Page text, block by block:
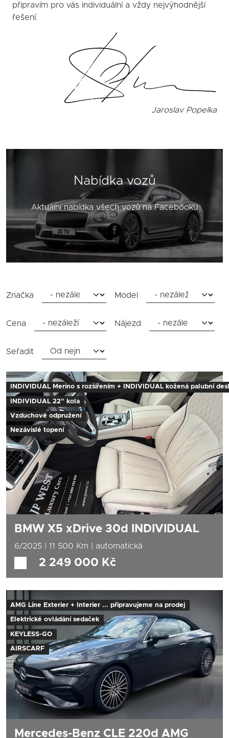
připravím pro vás individuální a vždy nejvýhodnější
řešení.
Jaroslav Popelka
Nabídka vozů
Aktuální nabídka všech vozů na Facebooku
Obrázek
Značka Model
Cena Nájezd
Seřadit
INDIVIDUAL Merino s rozšířením + INDIVIDUAL kožená palubní
INDIVIDUAL 22" kola
Vzduchové odpružení
Nezávislé topení
BMW X5 xDrive 30d INDIVIDUAL
6/2025 | 11 500 Km | automatická
První registrace:6/2025
Nájezd:
Palivo: nafta
Převodovka:automatická
2 249 000 Kč
AMG Line Exterier + Interier ... připravujeme na prodej
Elektrické ovládání sedaček
KEYLESS-GO
AIRSCARF
Mercedes-Benz CLE 220d AMG